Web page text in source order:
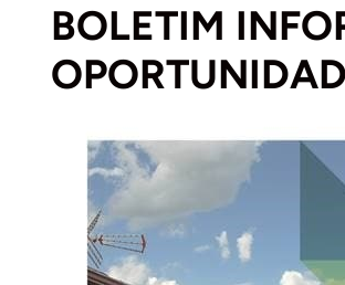
BOLETIM